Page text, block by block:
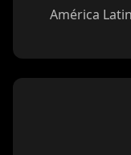
América